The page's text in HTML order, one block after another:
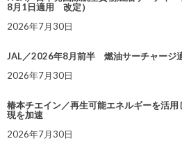
8月1日適用 改定）
2026年7月30日
JAL／2026年8月前半 燃油サーチャージ
2026年7月30日
椿本チエイン／再生可能エネルギーを活
現を加速
2026年7月30日